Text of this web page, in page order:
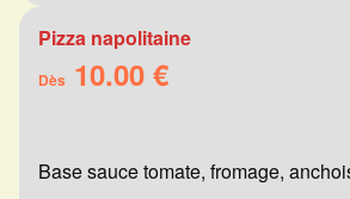
Pizza napolitaine
Dès 10.00 €
Base sauce tomate, fromage,